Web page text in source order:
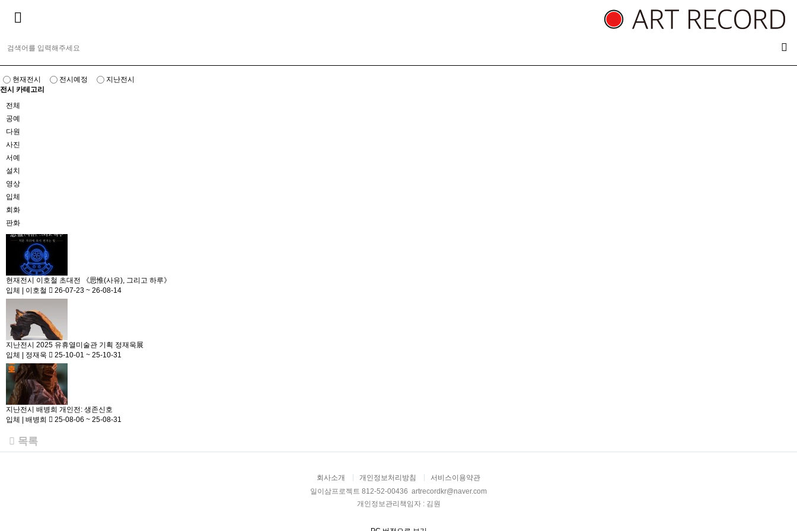
현재전시 전시예정
지난전시
전시 카테고리
전체
공예
다원
사진
서예
설치
영상
입체
회화
판화
현재전시
이호철 초대전 《思惟(사유), 그리고 하루》
입체
이호철 26-07-23 ~ 26-08-14
지난전시 2025 유휴열미술관 기획 정재욱展
입체
정재욱 25-10-01 ~ 25-10-31
지난전시 배병희 개인전: 생존신호
입체
배병희 25-08-06 ~ 25-08-31
목록
회사소개 개인정보처리방침
서비스이용약관
일이삼프로젝트 812-52-00436 artrecordkr@naver.com
개인정보관리책임자 : 김원